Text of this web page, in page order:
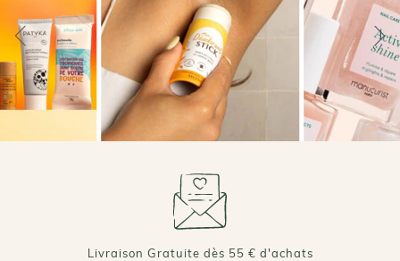
Livraison Gratuite dès 55 € d'achats